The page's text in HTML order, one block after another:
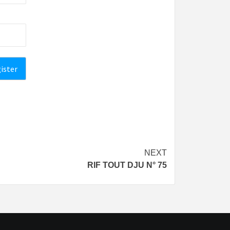
NEXT
RIF TOUT DJU N° 75